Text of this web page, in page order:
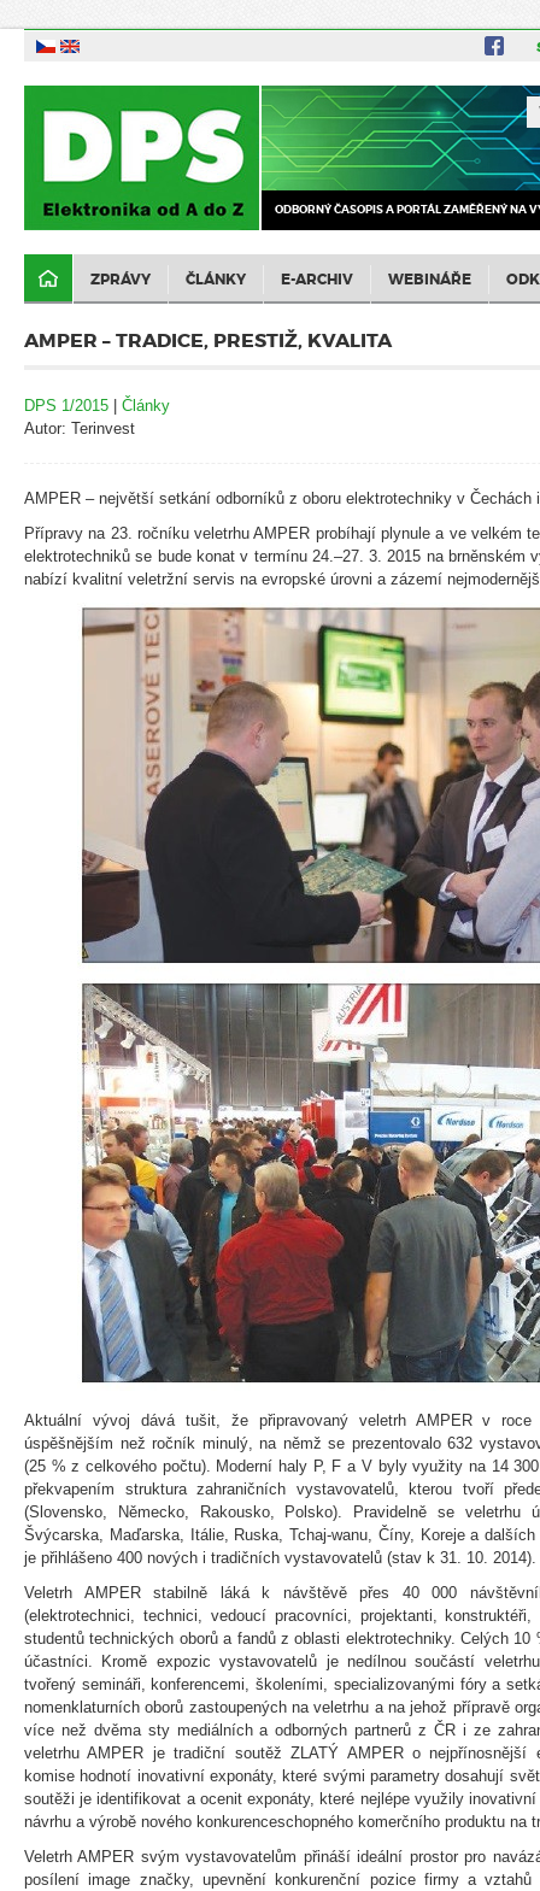
ODBORNÝ ČASOPIS A PORTÁL ZAMĚŘENÝ NA
ZPRÁVY ČLÁNKY E-ARCHIV WEBINÁŘE
AMPER – TRADICE, PRESTIŽ, KVALITA
DPS 1/2015 | Články
Autor: Terinvest
AMPER – největší setkání odborníků z oboru elektrotechniky v Čechách
Přípravy na 23. ročníku veletrhu AMPER probíhají plynule a ve velkém
elektrotechniků se bude konat v termínu 24.–27. 3. 2015 na brněnském
nabízí kvalitní veletržní servis na evropské úrovni a zázemí
Aktuální vývoj dává tušit, že připravovaný veletrh AMPER v
úspěšnějším než ročník minulý, na němž se prezentovalo 632
(25 % z celkového počtu). Moderní haly P, F a V byly využity na 14
překvapením struktura zahraničních vystavovatelů, kterou tvoří
(Slovensko, Německo, Rakousko, Polsko). Pravidelně se veletrhu
Švýcarska, Maďarska, Itálie, Ruska, Tchaj-wanu, Číny, Koreje a
je přihlášeno 400 nových i tradičních vystavovatelů (stav k 31. 10. 2014).
Veletrh AMPER stabilně láká k návštěvě přes 40 000
(elektrotechnici, technici, vedoucí pracovníci, projektanti, konstruktéři,
studentů technických oborů a fandů z oblasti elektrotechniky. Celých
účastníci. Kromě expozic vystavovatelů je nedílnou součástí
tvořený semináři, konferencemi, školeními, specializovanými fóry a
nomenklaturních oborů zastoupených na veletrhu a na jehož přípravě
více než dvěma sty mediálních a odborných partnerů z ČR i ze
veletrhu AMPER je tradiční soutěž ZLATÝ AMPER o nejpřínosnější
komise hodnotí inovativní exponáty, které svými parametry dosahují
soutěži je identifikovat a ocenit exponáty, které nejlépe využily
návrhu a výrobě nového konkurenceschopného komerčního produktu na
Veletrh AMPER svým vystavovatelům přináší ideální prostor pro
posílení image značky, upevnění konkurenční pozice firmy a